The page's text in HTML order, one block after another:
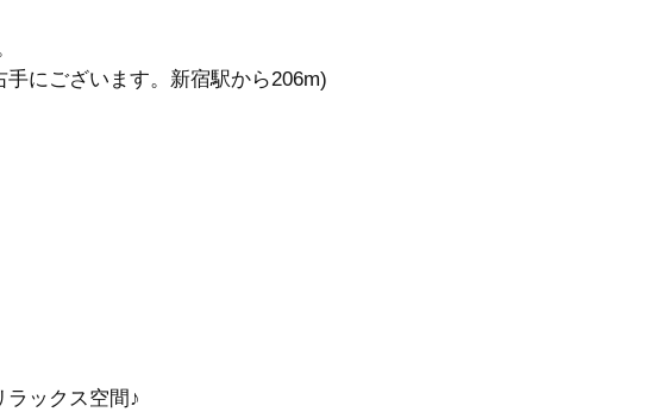
にございます。新宿駅から206m)
ックス空間♪